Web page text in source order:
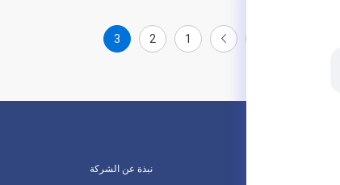
1
2
3
نبذة عن الشركة